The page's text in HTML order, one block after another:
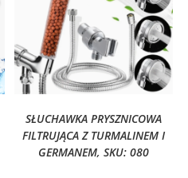
SŁUCHAWKA PRYSZNICOWA
FILTRUJĄCA Z TURMALINEM I
GERMANEM, SKU: 080